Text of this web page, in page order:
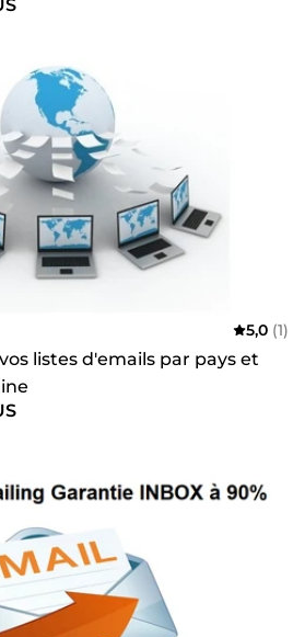
5,0 (1)
listes d'emails par pays et